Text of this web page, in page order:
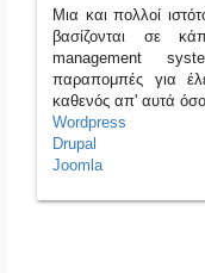
Μια και πολλοί
βασίζονται σε
management
παραπομπές για
καθενός απ' αυτά
Wordpress
Drupal
Joomla